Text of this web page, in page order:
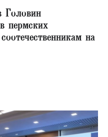
Головин
пермских
на